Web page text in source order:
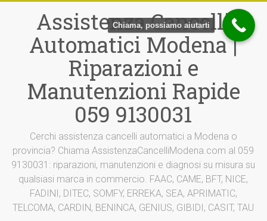
contenutoAssistenza Cancelli
Automatici Modena |
Riparazioni e
Manutenzioni Rapide
059 9130031
Cerchi assistenza cancelli automatici a Modena o
provincia? Chiama AssistenzaCancelliModena.com al 059
9130031: riparazioni, manutenzioni e diagnosi su misura su
qualsiasi marca in commercio. FAAC, CAME, BFT, NICE,
FADINI, DITEC, SOMFY, ERREKA, SEA, APRIMATIC,
TELCOMA, CARDIN, BENINCA, GENIUS, GIBIDI, CASIT, TAU
Chiama, possiamo aiutarti